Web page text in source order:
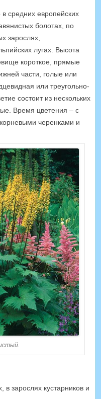
средних европейских
болотах, по
зарослях,
лугах. Высота
короткое, прямые
части, голые или
или треугольно-
состоит из нескольких
Время цветения – с
черенками и
в зарослях кустарников и